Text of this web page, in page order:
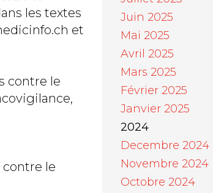
les textes
et
contre le
contre le
Juin 2025
Mai 2025
Avril 2025
Mars 2025
Février 2025
Janvier 2025
2024
Decembre 2024
Novembre 2024
Octobre 2024